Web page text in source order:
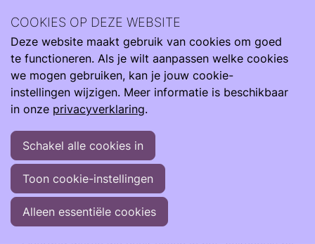
Zoeken
met een bijzonder verhaal. Ze heeft haar leven verrijkt en
mens gemaakt.
"Met liefde, trots en veelal optimisme vertel ik jullie graag
over haar indrukwekkende start en mijn leven met dit
wonder"
Ervaringen Opgroeien
Ilse Blogt
Iedere keer opnieuw ons verhaal
Iedere keer opnieuw ons verhaal
COOKIES OP DEZE WEBSITE
Deze website maakt gebruik van cookies om goed
te functioneren. Als je wilt aanpassen welke cookies
we mogen gebruiken, kan je jouw cookie-
instellingen wijzigen. Meer informatie is beschikbaar
in onze privacyverklaring.
Schakel alle cookies in
Toon cookie-instellingen
Alleen essentiële cookies